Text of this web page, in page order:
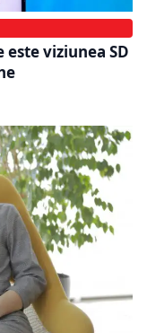
viziunea SD